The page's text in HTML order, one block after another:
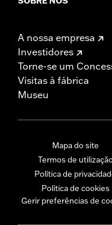
A nossa empresa
Investidores
Torne-se um
Visitas à fábrica
Museu
Mapa do site
Termos de
Política de
Política de cookies
Gerir preferências de